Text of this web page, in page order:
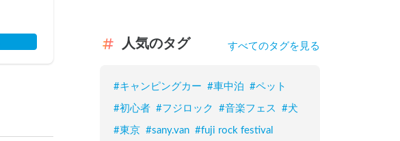
人気のタグ すべてのタグを見る
#キャンピングカー #車中泊 #ペット
#初心者 #フジロック #音楽フェス #犬
#東京 #sany.van #fuji rock festival